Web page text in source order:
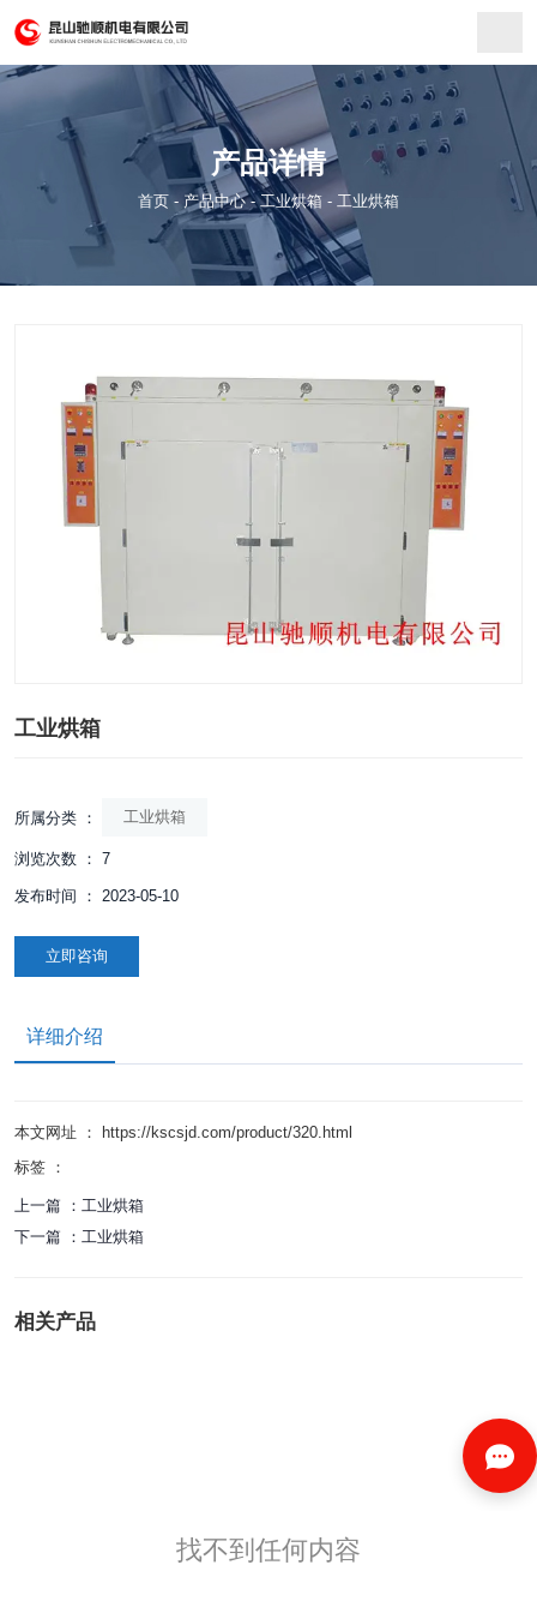
产品详情
首页 - 产品中心 -工业烘箱 - 工业烘箱
工业烘箱
所属分类 ： 工业烘箱
浏览次数 ： 7
发布时间 ： 2023-05-10
立即咨询
详细介绍
本文网址 ： https://kscsjd.com/product/320.html
标签 ：
上一篇 ： 工业烘箱
下一篇 ： 工业烘箱
相关产品
找不到任何内容